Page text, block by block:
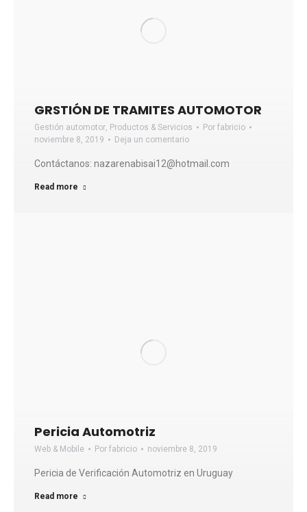
GRSTIÓN DE TRAMITES AUTOMOTOR
Gestión automotor Productos & Servicios Por fabricio
noviembre 8, 2019
Deja un comentario
Contáctanos: nazarenabisai12@hotmail.com
Read more
Pericia Automotriz
Web & Mobile Por fabricio noviembre 8, 2019
Pericia de Verificación Automotriz en Uruguay
Read more